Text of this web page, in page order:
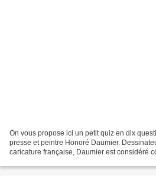
On vous propose ici un petit quiz en dix
presse et peintre Honoré Daumier.
caricature française, Daumier est considéré